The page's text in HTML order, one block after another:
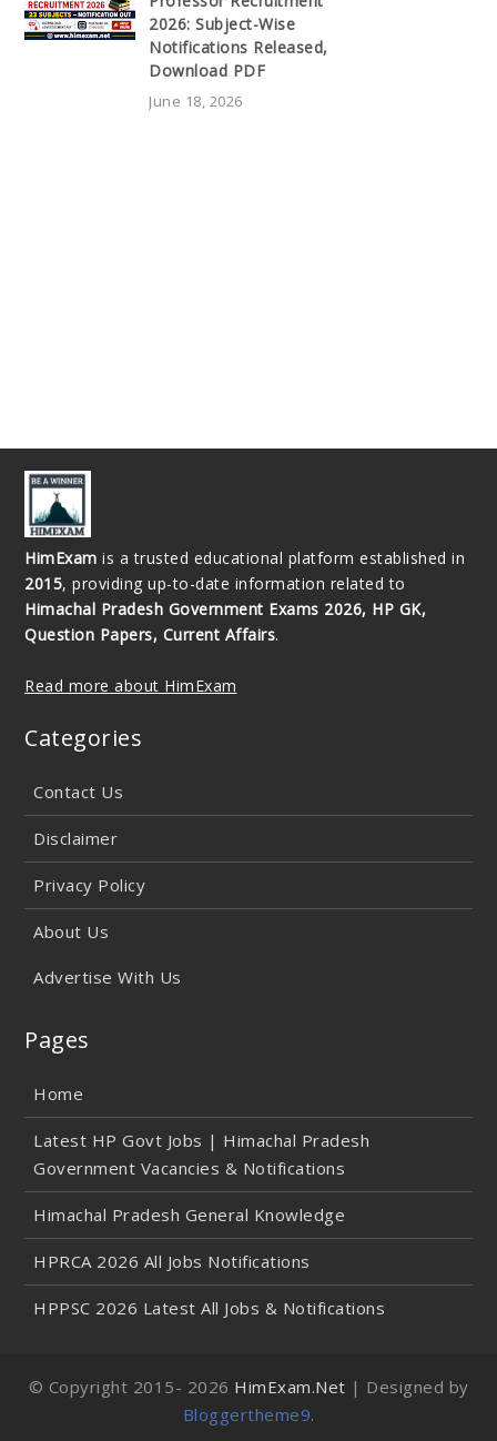
2026: Subject-Wise
Notifications Released,
Download PDF
June 18, 2026
HimExam is a trusted educational platform established in
2015, providing up-to-date information related to
Himachal Pradesh Government Exams 2026, HP GK,
Question Papers, Current Affairs.
Read more about HimExam
Categories
Contact Us
Disclaimer
Privacy Policy
About Us
Advertise With Us
Pages
Home
Latest HP Govt Jobs | Himachal Pradesh
Government Vacancies & Notifications
Himachal Pradesh General Knowledge
HPRCA 2026 All Jobs Notifications
HPPSC 2026 Latest All Jobs & Notifications
© Copyright 2015- 2026 HimExam.Net | Designed by
Bloggertheme9.